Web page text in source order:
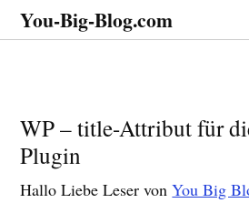
Zum
Inhalt
You-Big-Blog.com
WP – title-Attribut für
Plugin
Hallo Liebe Leser vonYou Big